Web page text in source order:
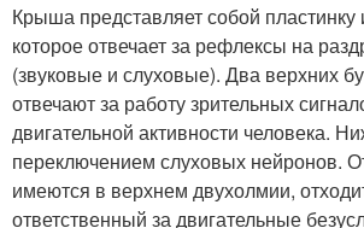
Крыша представляет собой пластинку
которое отвечает за рефлексы на
(звуковые и слуховые). Два верхних
отвечают за работу зрительных
двигательной активности человека.
переключением слуховых нейронов.
имеются в верхнем двухолмии,
ответственный за двигательные